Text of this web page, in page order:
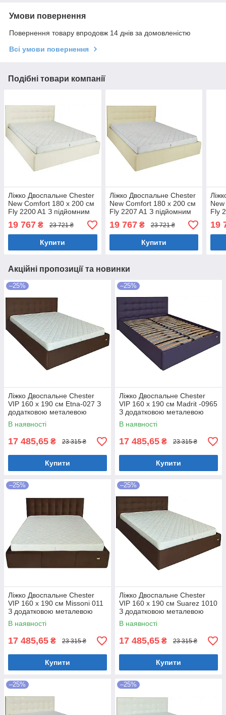
Умови повернення
Повернення товару впродовж 14 днів за домовленістю
Всі умови повернення
Подібні товари компанії
Ліжко Двоспальне Chester
New Comfort 180 х 200 см
Fly 2200 A1 З підйомним
механізмом та нішою для
білизни Білий
19 767 ₴ 23 721 ₴
Купити
Ліжко Двоспальне Chester
New Comfort 180 х 200 см
Fly 2207 A1 З підйомним
механізмом та нішою для
білизни Бежевий
19 767₴ 23 721 ₴
Купити
Fly
19
Акційні пропозиції та новинки
–25%
Ліжко Двоспальне Chester
VIP 160 х 190 см Etna-027 З
додатковою металевою
цільнозварною рамою
Коричневий
В наявності
17 485,65 ₴ 23 315 ₴
Купити
–25%
Ліжко Двоспальне Chester
VIP 160 х 190 см Madrit -0965
З додатковою металевою
цільнозварною рамою
Фіолетовий
В наявності
17 485,65 ₴ 23 315 ₴
Купити
–25%
Ліжко Двоспальне Chester
VIP 160 х 190 см Missoni 011
З додатковою металевою
цільнозварною рамою
Темно-коричневий
В наявності
17 485,65 ₴ 23 315 ₴
Купити
–25%
Ліжко Двоспальне Chester
VIP 160 х 190 см Suarez 1010
З додатковою металевою
цільнозварною рамою
Коричневий
В наявності
17 485,65 ₴ 23 315 ₴
Купити
–25% –25%